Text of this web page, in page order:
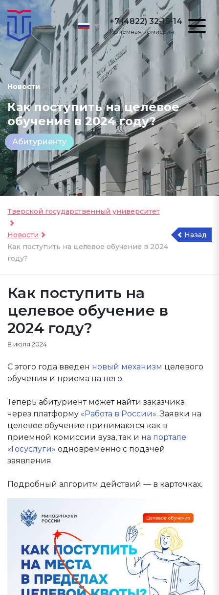
+7 (4822) 32-15-14
Приёмная комиссия
Новости
Как поступить на целевое
обучение в 2024 году?
Абитуриенту
Тверской государственный университет
Новости
Как поступить на целевое обучение в 2024
году?
Назад
Как поступить на
целевое обучение в
2024 году?
8 июля 2024
С этого года введен новый механизм целевого
обучения и приема на него.
Теперь абитуриент может найти заказчика
через платформу «Работа в России». Заявки на
целевое обучение принимаются как в
приемной комиссии вуза, так и на портале
«Госуслуги» одновременно с подачей
заявления.
Подробный алгоритм действий — в карточках.